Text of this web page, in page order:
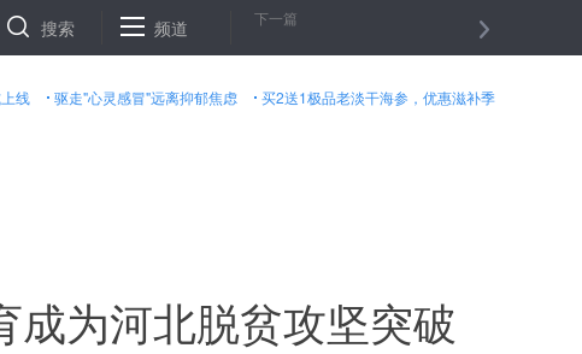
箱说起 “三个推进”聚动力 辽宁甩开膀子谋振兴 曾被嫌弃的山区“愚
搜索 频道 下一篇
线 驱走"心灵感冒"远离抑郁焦虑 买2送1极品老淡干海参，优惠滋补季
为河北脱贫攻坚突破